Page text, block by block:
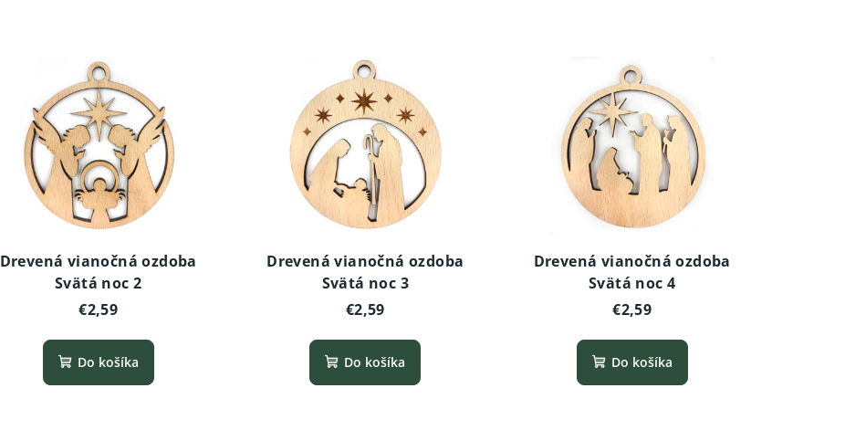
Drevená vianočná ozdoba
Svätá noc 2
€2,59
Do košíka
Drevená vianočná ozdoba
Svätá noc 3
€2,59
Do košíka
Drevená vianočná ozdoba
Svätá noc 4
€2,59
Do košíka